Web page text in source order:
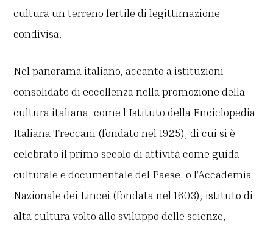
cultura un terreno fertile di legittimazione
condivisa.
Nel panorama italiano, accanto a istituzioni
consolidate di eccellenza nella promozione della
cultura italiana, come l’Istituto della Enciclopedia
Italiana Treccani (fondato nel 1925), di cui si è
celebrato il primo secolo di attività come guida
culturale e documentale del Paese, o l’Accademia
Nazionale dei Lincei (fondata nel 1603), istituto di
alta cultura volto allo sviluppo delle scienze,